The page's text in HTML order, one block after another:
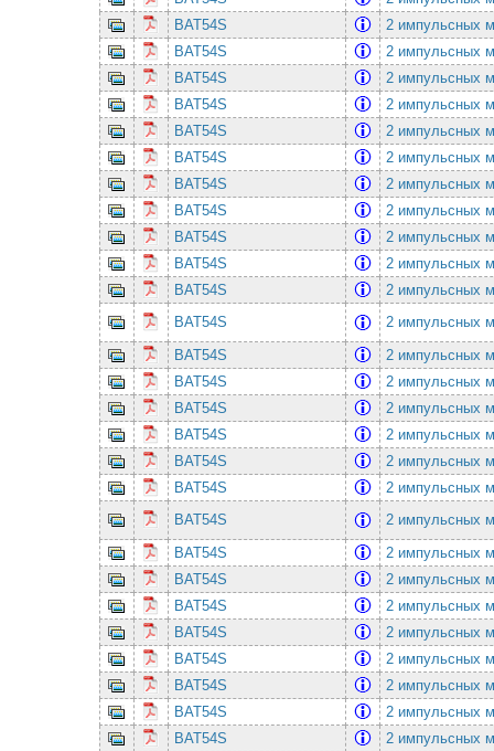
BAT54S
2 импульсных
BAT54S
2 импульсных
BAT54S
2 импульсных
BAT54S
2 импульсных
BAT54S
2 импульсных
BAT54S
2 импульсных
BAT54S
2 импульсных
BAT54S
2 импульсных
BAT54S
2 импульсных
BAT54S
2 импульсных
BAT54S
2 импульсных
BAT54S
2 импульсных
BAT54S
2 импульсных
BAT54S
2 импульсных
BAT54S
2 импульсных
BAT54S
2 импульсных
BAT54S
2 импульсных
BAT54S
2 импульсных
BAT54S
2 импульсных
BAT54S
2 импульсных
BAT54S
2 импульсных
BAT54S
2 импульсных
BAT54S
2 импульсных
BAT54S
2 импульсных
BAT54S
2 импульсных
BAT54S
2 импульсных
BAT54S
2 импульсных